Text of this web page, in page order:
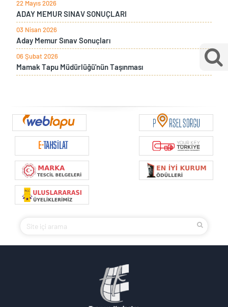
22 Mayıs 2026
ADAY MEMUR SINAV SONUÇLARI
03 Nisan 2026
Aday Memur Sınav Sonuçları
06 Şubat 2026
Mamak Tapu Müdürlüğü'nün Taşınması